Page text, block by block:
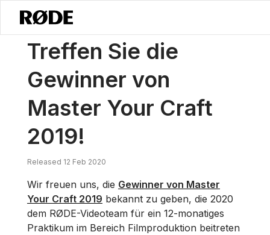
Nachrichten / Lernen Sie Die Gewinner Von Master Your Craft 2019
Treffen Sie die
Gewinner von
Master Your Craft
2019!
Released 12 Feb 2020
Wir freuen uns, die Gewinner von Master
Your Craft 2019 bekannt zu geben, die 2020
dem RØDE-Videoteam für ein 12-monatiges
Praktikum im Bereich Filmproduktion beitreten